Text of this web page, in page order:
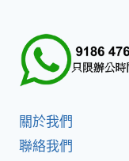
關於我們
聯絡我們